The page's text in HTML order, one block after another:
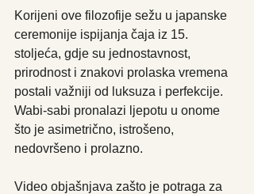
Korijeni ove filozofije sežu u japanske
ceremonije ispijanja čaja iz 15.
stoljeća, gdje su jednostavnost,
prirodnost i znakovi prolaska vremena
postali važniji od luksuza i perfekcije.
Wabi-sabi pronalazi ljepotu u onome
što je asimetrično, istrošeno,
nedovršeno i prolazno.
Video objašnjava zašto je potraga za